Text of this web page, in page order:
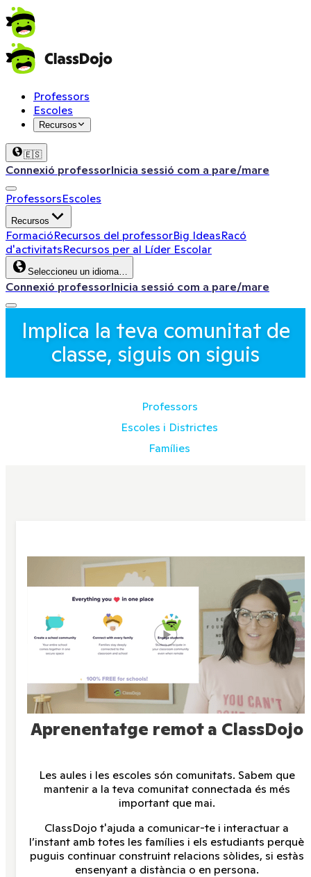
Professors
Escoles
Recursos
🇪🇸
Connexió professorInicia sessió com a pare/mare
ProfessorsEscoles
Recursos
FormacióRecursos del professorBig IdeasRacó
d'activitatsRecursos per al Líder Escolar
Seleccioneu un idioma…
Connexió professorInicia sessió com a pare/mare
Implica la teva comunitat de
classe, siguis on siguis
Professors
Escoles i Districtes
Famílies
Aprenentatge remot a ClassDojo
Les aules i les escoles són comunitats. Sabem que
mantenir a la teva comunitat connectada és més
important que mai.
ClassDojo t'ajuda a comunicar-te i interactuar a
l’instant amb totes les famílies i els estudiants perquè
puguis continuar construint relacions sòlides, si estàs
ensenyant a distància o en persona.